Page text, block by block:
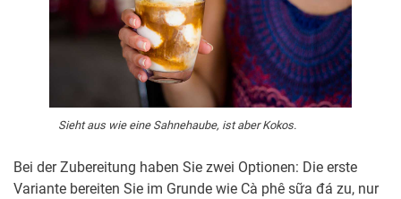
Sieht aus wie eine Sahnehaube, ist aber Kokos.
Bei der Zubereitung haben Sie zwei Optionen: Die erste
Variante bereiten Sie im Grunde wie Cà phê sữa đá zu, nur